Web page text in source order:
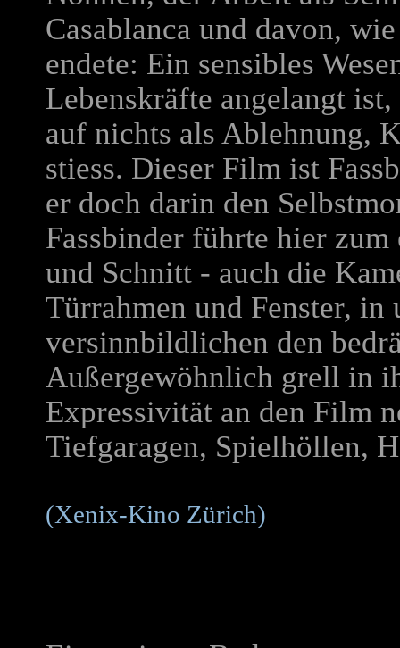
Casablanca und davon,
endete: Ein sensibles
Lebenskräfte angelangt
auf nichts als Ablehnung,
stiess. Dieser Film ist
er doch darin den
Fassbinder führte hier
und Schnitt - auch die
Türrahmen und Fenster, in
versinnbildlichen den
Außergewöhnlich grell in
Expressivität an den Film
Tiefgaragen, Spielhöllen,
(Xenix-Kino Zürich)